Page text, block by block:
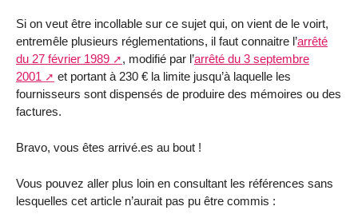
Si on veut être incollable sur ce sujet qui, on vient de le voirt,
entremêle plusieurs réglementations, il faut connaitre l’arrêté
du 27 février 1989
, modifié par l’arrêté du 3 septembre
2001
et portant à 230 € la limite jusqu’à laquelle les
fournisseurs sont dispensés de produire des mémoires ou des
factures.
Bravo, vous êtes arrivé.es au bout !
Vous pouvez aller plus loin en consultant les références sans
lesquelles cet article n’aurait pas pu être commis :